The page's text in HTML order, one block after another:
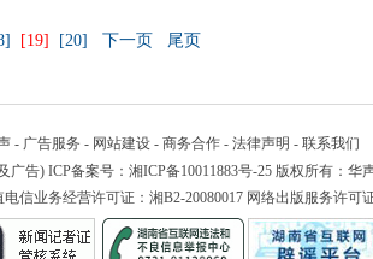
[19] [20] 下一页 尾页
- 广告服务 - 网站建设 - 商务合作 - 法律声明 - 联系我们
广告) ICP备案号： 湘ICP备10011883号-25版权所有：华
信业务经营许可证：湘B2-20080017 网络出版服务许可